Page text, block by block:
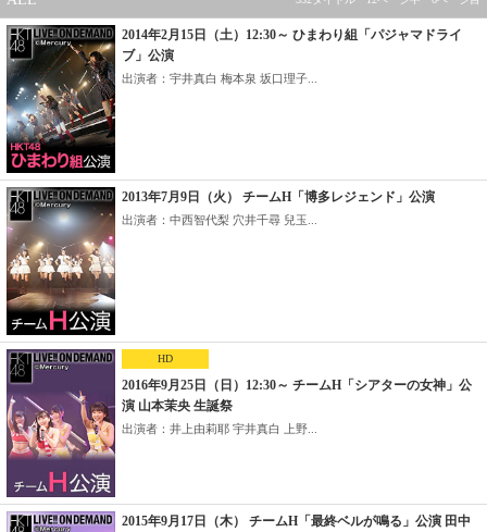
2014年2月15日（土）12:30～ ひまわり組「パジャマドライ
ブ」公演
出演者：宇井真白 梅本泉 坂口理子...
2013年7月9日（火） チームH「博多レジェンド」公演
出演者：中西智代梨 穴井千尋 兒玉...
HD
2016年9月25日（日）12:30～ チームH「シアターの女神」公
演 山本茉央 生誕祭
出演者：井上由莉耶 宇井真白 上野...
2015年9月17日（木） チームH「最終ベルが鳴る」公演 田中